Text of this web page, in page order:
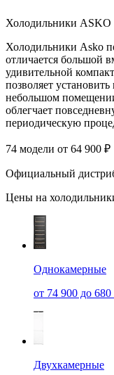
Холодильники ASKO
Холодильники Asko
отличается большой
удивительной
позволяет
небольшом
облегчает
периодическую
74 модели от 64 900 ₽
Официальный
Цены на
Однокамерные
от 74 900 до 680
Двухкамерные